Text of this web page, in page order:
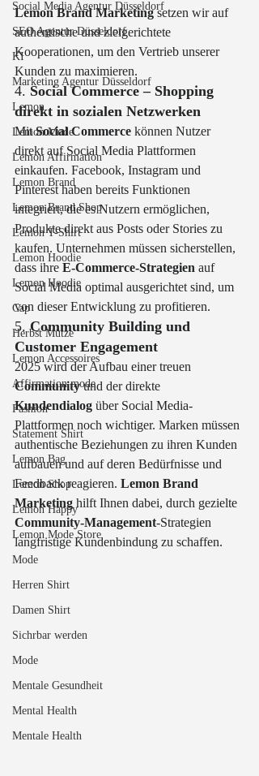
Social Media Agentur Düsseldorf
SEO Agentur Düsseldorf
KI
Marketing Agentur Düsseldorf
Lemon
Lemon Mode
Lemon Affirmation
Lemon Brand
Lemon Brand Shop
Lemon T-Shirt
Lemon Hoodie
Lemon Hoodie
Cap
Herbst Mütze
Lemon Accessoires
Affirmation mode
Fashion
Statement Shirt
Lemon Bag
Lemon Shop
Lemon Happy
Lemon Mode Store
Mode
Herren Shirt
Damen Shirt
Sichrbar werden
Mode
Mentale Gesundheit
Mental Health
Mentale Health
Lemon Brand Marketing setzen wir auf
authentische und zielgerichtete
Kooperationen, um den Vertrieb unserer
Kunden zu maximieren.
4. Social Commerce – Shopping
direkt in sozialen Netzwerken
Mit Social Commerce können Nutzer
direkt auf Social Media Plattformen
einkaufen. Facebook, Instagram und
Pinterest haben bereits Funktionen
integriert, die es Nutzern ermöglichen,
Produkte direkt aus Posts oder Stories zu
kaufen. Unternehmen müssen sicherstellen,
dass ihre E-Commerce-Strategien auf
Social Media optimal ausgerichtet sind, um
von dieser Entwicklung zu profitieren.
5. Community Building und
Customer Engagement
2025 wird der Aufbau einer treuen
Community und der direkte
Kundendialog über Social Media-
Plattformen noch wichtiger. Marken müssen
authentische Beziehungen zu ihren Kunden
aufbauen und auf deren Bedürfnisse und
Feedback reagieren. Lemon Brand
Marketing hilft Ihnen dabei, durch gezielte
Community-Management-Strategien
langfristige Kundenbindung zu schaffen.